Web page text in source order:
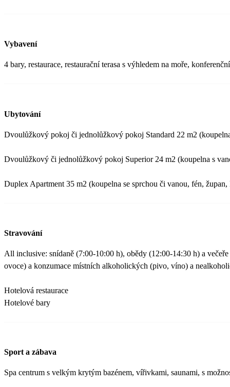
Vybavení
4 bary, restaurace, restaurační terasa s výhledem na moře,
Ubytování
Dvoulůžkový pokoj či jednolůžkový pokoj Standard 22 m2
Dvoulůžkový či jednolůžkový pokoj Superior 24 m2 (koupelna s
Duplex Apartment 35 m2 (koupelna se sprchou či vanou, fén,
Stravování
All inclusive: snídaně (7:00-10:00 h), obědy (12:00-14:30 h) a
ovoce) a konzumace místních alkoholických (pivo, víno) a
Hotelová restaurace
Hotelové bary
Sport a zábava
Spa centrum s velkým krytým bazénem, vířivkami, saunami, s